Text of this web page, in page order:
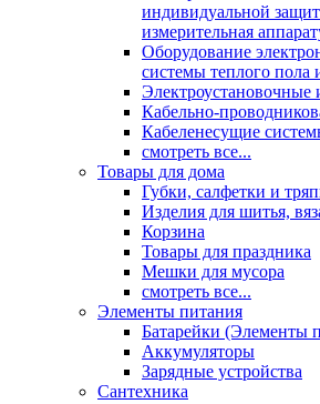
индивидуальной
измерительная
Оборудование
системы теплого пола
Электроустановочные
Кабельно-
Кабеленесущие
смотреть все...
Товары для дома
Губки, салфетки и
Изделия для шитья,
Корзина
Товары для праздника
Мешки для мусора
смотреть все...
Элементы питания
Батарейки (Элементы
Аккумуляторы
Зарядные устройства
Сантехника